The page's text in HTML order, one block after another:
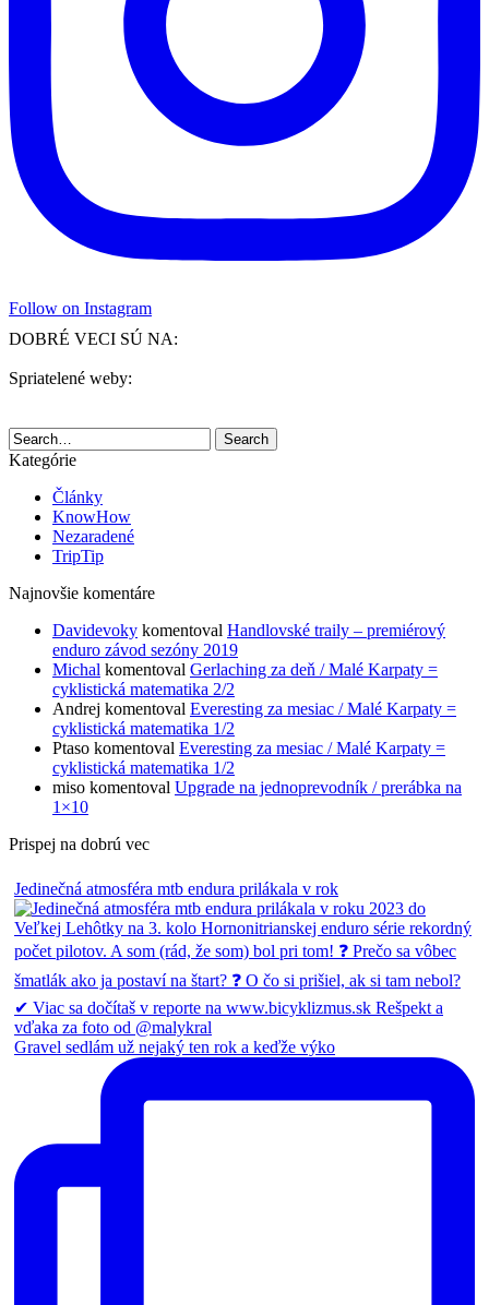
Follow on Instagram
DOBRÉ VECI SÚ NA:
Spriatelené weby:
Search
Kategórie
Články
KnowHow
Nezaradené
TripTip
Najnovšie komentáre
Davidevoky komentoval Handlovské traily – premiérový
enduro závod sezóny 2019
Michal komentoval Gerlaching za deň / Malé Karpaty =
cyklistická matematika 2/2
Andrej komentoval Everesting za mesiac / Malé Karpaty =
cyklistická matematika 1/2
Ptaso komentoval Everesting za mesiac / Malé Karpaty =
cyklistická matematika 1/2
miso komentoval Upgrade na jednoprevodník / prerábka na
1×10
Prispej na dobrú vec
Jedinečná atmosféra mtb endura prilákala v rok
Gravel sedlám už nejaký ten rok a keďže výko